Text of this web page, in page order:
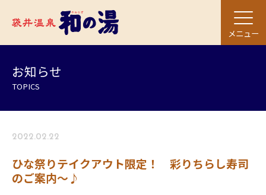
メニュー
お知らせ
TOPICS
2022.02.22
ひな祭りテイクアウト限定！ 彩りちらし寿司
のご案内〜♪